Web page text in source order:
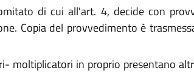
di cui all'art. 4, decide con
Copia del provvedimento è
moltiplicatori in proprio presentano